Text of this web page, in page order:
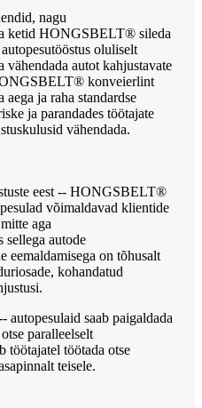
nagu
ketid HONGSBELT® sileda
oluliselt
vähendada autot kahjustavate
konveierlint
aega ja raha standardse
ja parandades töötajate
vähendada.
eest -- HONGSBELT®
võimaldavad klientide
aga
sellega autode
eemaldamisega on tõhusalt
kohandatud
autopesulaid saab paigaldada
paralleelselt
töötajatel töötada otse
teisele.